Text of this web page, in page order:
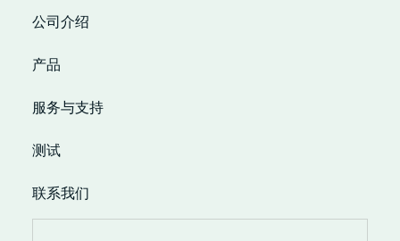
公司介绍
产品
服务与支持
测试
联系我们